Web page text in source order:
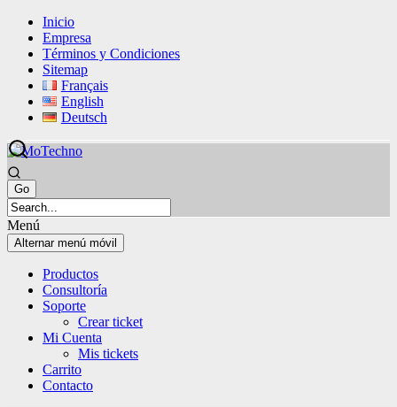
Saltar
contenido
Saltar
meú
principal
Inicio
Empresa
Términos y Condiciones
Sitemap
Français
English
Deutsch
Menú
Alternar menú móvil
Productos
Consultoría
Soporte
Crear ticket
Mi Cuenta
Mis tickets
Carrito
Contacto